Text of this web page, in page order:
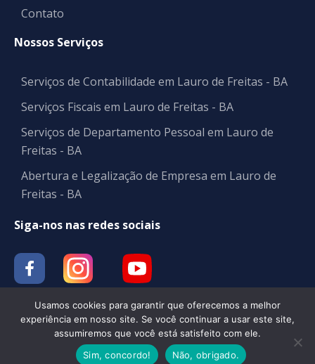
Contato
Nossos Serviços
Serviços de Contabilidade em Lauro de Freitas - BA
Serviços Fiscais em Lauro de Freitas - BA
Serviços de Departamento Pessoal em Lauro de
Freitas - BA
Abertura e Legalização de Empresa em Lauro de
Freitas - BA
Siga-nos nas redes sociais
Contabilidade | BM CONT
Usamos cookies para garantir que oferecemos a melhor
experiência em nosso site. Se você continuar a usar este site,
assumiremos que você está satisfeito com ele.
Sim, concordo!
Não, obrigado.